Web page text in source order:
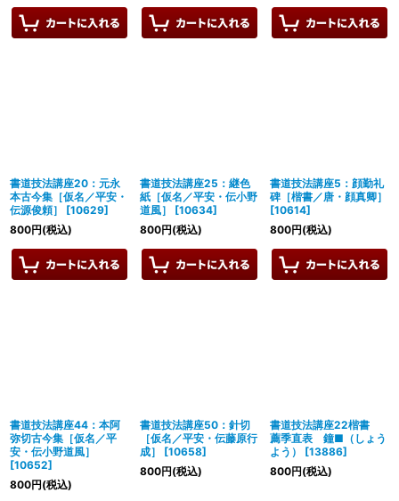
書道技法講座20：元永
本古今集［仮名／平安・
伝源俊頼］
[10629]
800円(税込)
書道技法講座25：継色
紙［仮名／平安・伝小野
道風］
[10634]
800円(税込)
書道技法講座5：顔勤礼
碑［楷書／唐・顔真卿］
[10614]
800円(税込)
書道技法講座44：本阿
弥切古今集［仮名／平
安・伝小野道風］
[10652]
800円(税込)
書道技法講座50：針切
［仮名／平安・伝藤原行
成］
[10658]
800円(税込)
書道技法講座22楷書
薦季直表 鐘■（しょう
よう）
[13886]
800円(税込)